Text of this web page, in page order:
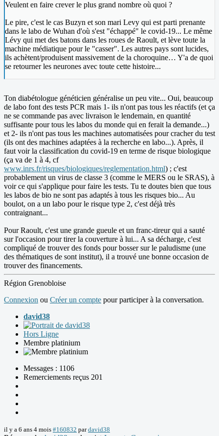
Veulent en faire crever le plus grand nombre où quoi ?
Le pire, c'est le cas Buzyn et son mari Levy qui est parti prenante
dans le labo de Wuhan d'où s'est "échappé" le covid-19... Le même
Lévy qui met des batons dans les roues de Raoult, et lève toute la
machine médiatique pour le "casser". Les autres pays sont lucides,
ils achètent/produisent massivement de la choroquine… Y'a de quoi
se retourner les neurones avec toute cette histoire...
Ton diabétologue généticien généralise un peu vite... Oui, beaucoup
de labo font des tests PCR mais 1- ils n'ont pas tous les réactifs (et ça
ne se commande pas avec livraison le lendemain, en quantité
suffisante pour tous les labos du monde qui en ferait la demande...)
et 2- ils n'ont pas tous les machines automatisées pour cracher du test
(ils ont des machines adaptées à la recherche en labo...). Après, il
faut voir la classification du covid-19 en terme de risque biologique
(ça va de 1 à 4, cf
www.inrs.fr/risques/biologiques/reglementation.html) ; c'est
probablement un virus de classe 3 (comme le MERS ou le SRAS), à
voir ce qui s'applique pour faire les tests. Tu te doutes bien que tous
les labos de bio ne sont pas adaptés à tous les risques bio... Au
boulot, on a un labo pour le risque type 2, c'est déjà très
contraignant...
Pour Raoult, c'est une grande gueule et un franc-tireur qui a sauté
sur l'occasion pour tirer la couverture à lui... A sa décharge, c'est
compliqué de trouver des fonds pour bosser sur le paludisme (une
des thématiques de sont institut), il a trouvé une bonne occasion de
trouver des financements.
Région Grenobloise
Connexion ou Créer un compte pour participer à la conversation.
david38
Hors Ligne
Membre platinium
Messages : 1106
Remerciements reçus 201
il y a 6 ans 4 mois #160832 pardavid38